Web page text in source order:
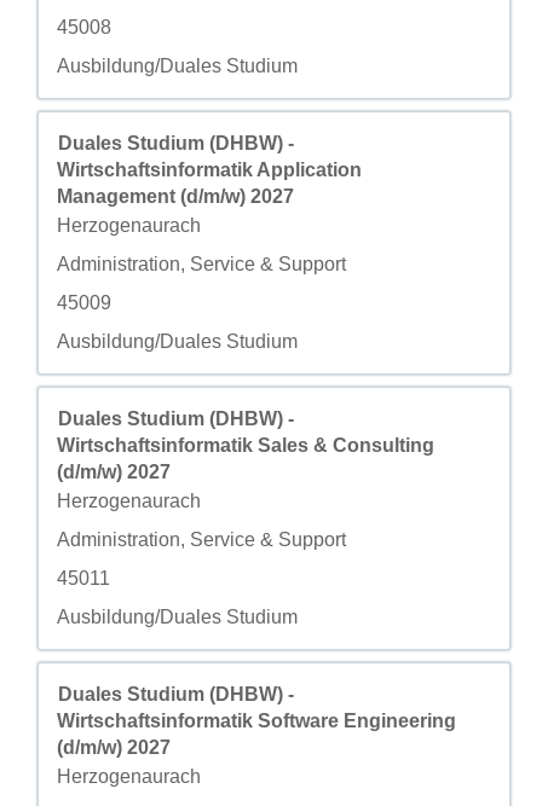
Campo personalizzato 3
45008
Campo personalizzato 4
Ausbildung/Duales Studium
Titolo
Duales Studium (DHBW) -
Wirtschaftsinformatik Application
Management (d/m/w) 2027
Città
Herzogenaurach
Campo personalizzato 2
Administration, Service & Support
Campo personalizzato 3
45009
Campo personalizzato 4
Ausbildung/Duales Studium
Effettuare una selezione con la barra spaziatrice per
Titolo
Duales Studium (DHBW) -
Wirtschaftsinformatik Sales & Consulting
(d/m/w) 2027
Città
Herzogenaurach
Campo personalizzato 2
Administration, Service & Support
Campo personalizzato 3
45011
Campo personalizzato 4
Ausbildung/Duales Studium
Effettuare una selezione con la barra spaziatrice per
Titolo
Duales Studium (DHBW) -
Wirtschaftsinformatik Software Engineering
(d/m/w) 2027
Città
Herzogenaurach
Effettuare una selezione con la barra spaziatrice per